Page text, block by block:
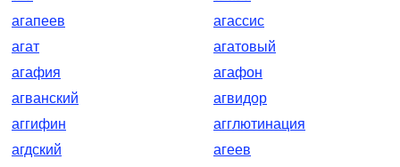
агапеев
агассис
агат
агатовый
агафия
агафон
агванский
агвидор
аггифин
агглютинация
агдский
агеев